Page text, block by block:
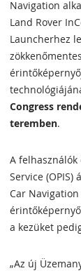
Navigation
Land Rover
Launcherhez
Congress
teremben.
A
Service
Car
a kezüket
„Az új